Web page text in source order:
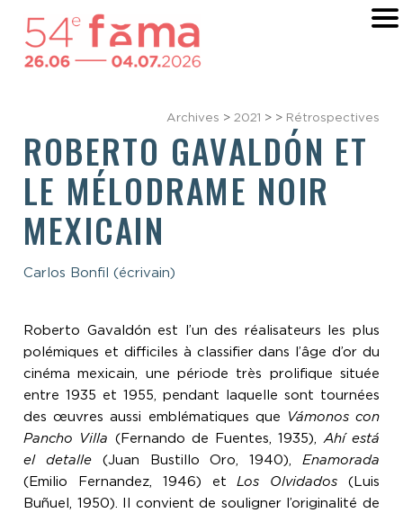
Archives > 2021 > > Rétrospectives
ROBERTO GAVALDÓN ET
LE MÉLODRAME NOIR
MEXICAIN
Carlos Bonfil (écrivain)
Roberto Gavaldón est l’un des réalisateurs les plus
polémiques et difficiles à classifier dans l’âge d’or du
cinéma mexicain, une période très prolifique située
entre 1935 et 1955, pendant laquelle sont tournées
des œuvres aussi emblématiques que Vámonos con
Pancho Villa (Fernando de Fuentes, 1935),Ahí está
el detalle (Juan Bustillo Oro, 1940),Enamorada
(Emilio Fernandez, 1946) etLos Olvidados(Luis
Buñuel, 1950). Il convient de souligner l’originalité de